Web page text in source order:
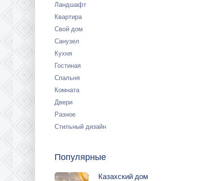
Ландшафт
Квартира
Свой дом
Санузел
Кухня
Гостиная
Спальня
Комната
Двери
Разное
Стильный дизайн
Популярные
Казахский дом